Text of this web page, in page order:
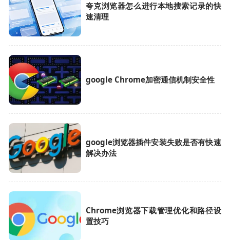
夸克浏览器怎么进行本地搜索记录的快
速清理
google Chrome加密通信机制安全性
google浏览器插件安装失败是否有快速
解决办法
Chrome浏览器下载管理优化和路径设
置技巧